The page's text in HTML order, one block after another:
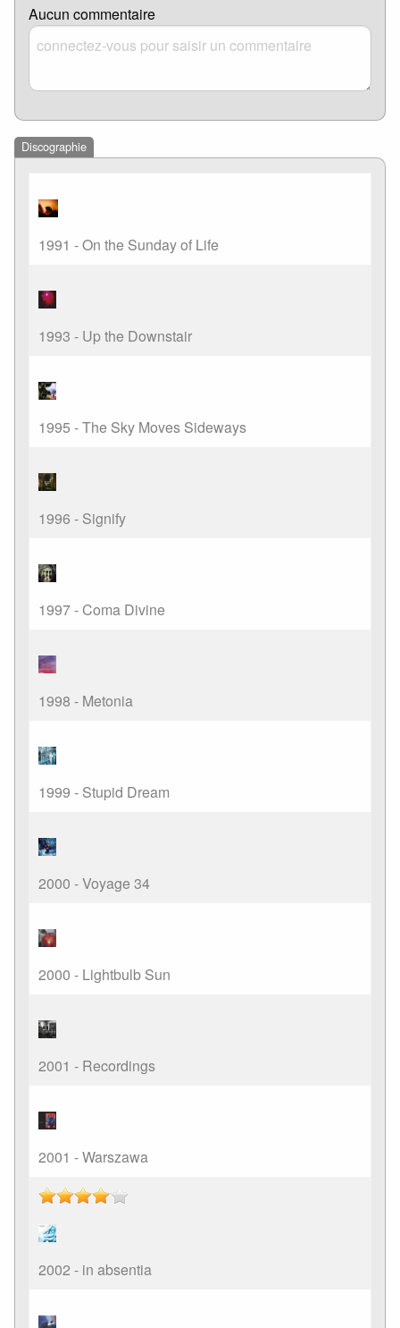
Aucun commentaire
Discographie
1991 - On the Sunday of Life
1993 - Up the Downstair
1995 - The Sky Moves Sideways
1996 - Signify
1997 - Coma Divine
1998 - Metonia
1999 - Stupid Dream
2000 - Voyage 34
2000 - Lightbulb Sun
2001 - Recordings
2001 - Warszawa
2002 - in absentia